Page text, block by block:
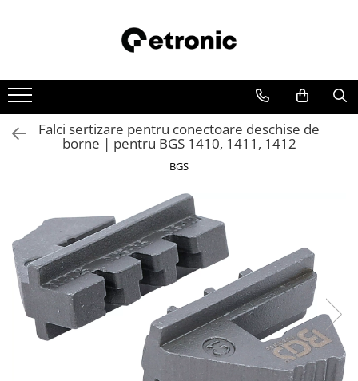
Falci sertizare pentru conectoare deschise de
borne | pentru BGS 1410, 1411, 1412
BGS